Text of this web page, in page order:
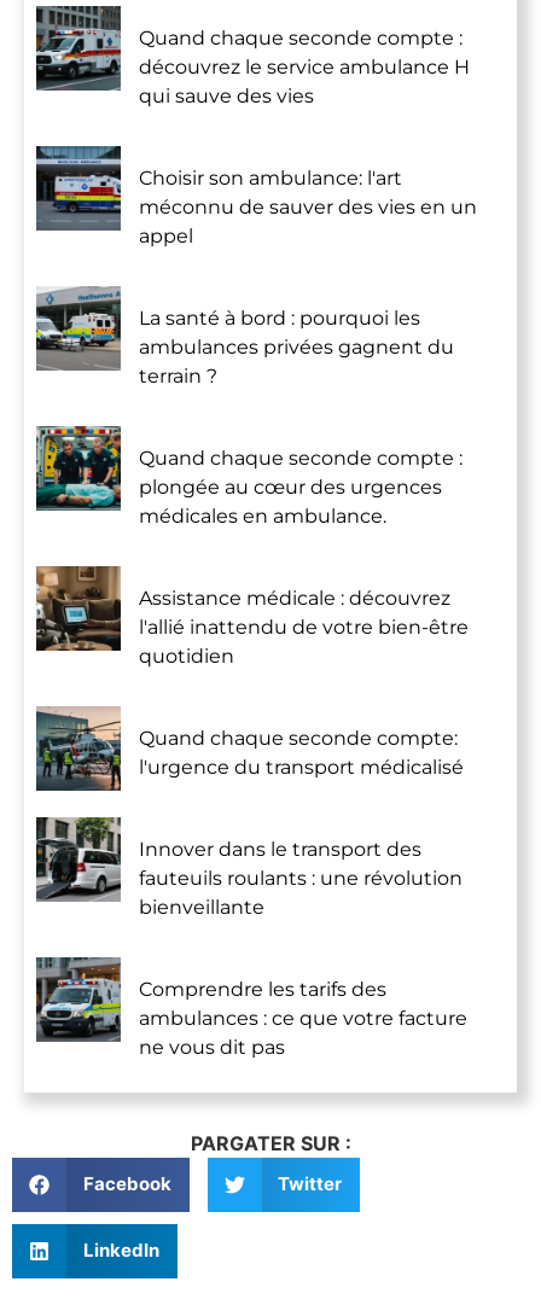
Quand chaque seconde compte :
découvrez le service ambulance H
qui sauve des vies
Choisir son ambulance: l'art
méconnu de sauver des vies en un
appel
La santé à bord : pourquoi les
ambulances privées gagnent du
terrain ?
Quand chaque seconde compte :
plongée au cœur des urgences
médicales en ambulance.
Assistance médicale : découvrez
l'allié inattendu de votre bien-être
quotidien
Quand chaque seconde compte:
l'urgence du transport médicalisé
Innover dans le transport des
fauteuils roulants : une révolution
bienveillante
Comprendre les tarifs des
ambulances : ce que votre facture
ne vous dit pas
PARGATER SUR :
Facebook Twitter
LinkedIn